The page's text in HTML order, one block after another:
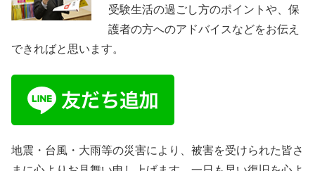
受験生活の過ごし方のポイントや、保
護者の方へのアドバイスなどをお伝え
できればと思います。
地震・台風・大雨等の災害により、被害を受けられた皆さ